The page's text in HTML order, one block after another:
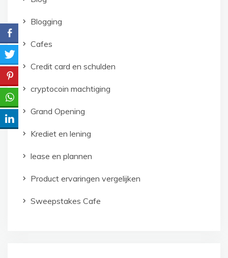
Blogging
Cafes
Credit card en schulden
cryptocoin machtiging
Grand Opening
Krediet en lening
lease en plannen
Product ervaringen vergelijken
Sweepstakes Cafe